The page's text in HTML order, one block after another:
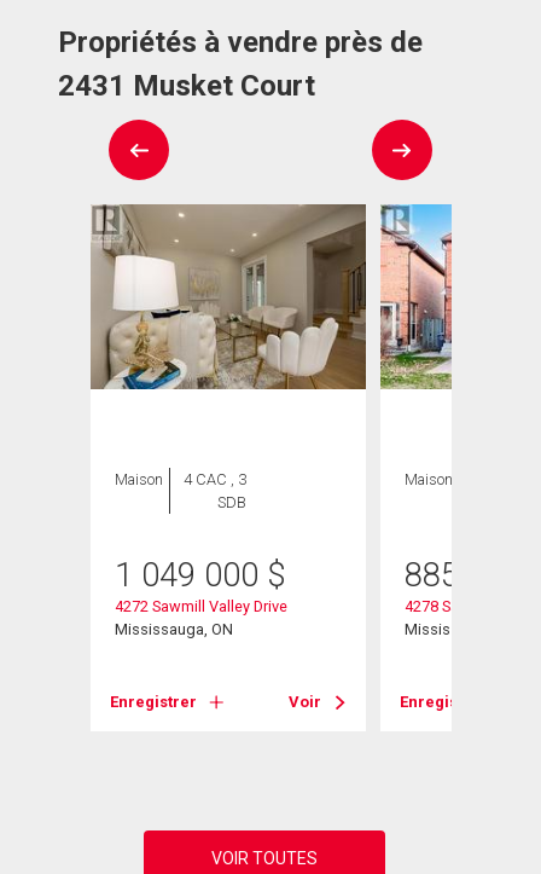
Propriétés à vendre près de
2431 Musket Court
Maison
4 CAC , 3
SDB
1 049 000 $
4272 Sawmill Valley Drive
Mississauga, ON
Enregistrer Voir
Maison
885 000
4278 Sawmill
Mississauga, ON
Enregistrer